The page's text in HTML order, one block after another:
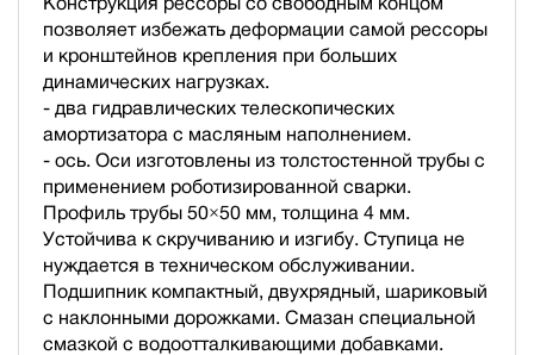
позволяет избежать деформации самой рессоры
и кронштейнов крепления при больших
динамических нагрузках.
- два гидравлических телескопических
амортизатора с масляным наполнением.
- ось. Оси изготовлены из толстостенной трубы с
применением роботизированной сварки.
Профиль трубы 50×50 мм, толщина 4 мм.
Устойчива к скручиванию и изгибу. Ступица не
нуждается в техническом обслуживании.
Подшипник компактный, двухрядный, шариковый
с наклонными дорожками. Смазан специальной
смазкой с водоотталкивающими добавками.